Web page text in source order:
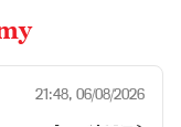
21:48, 06/08/2026